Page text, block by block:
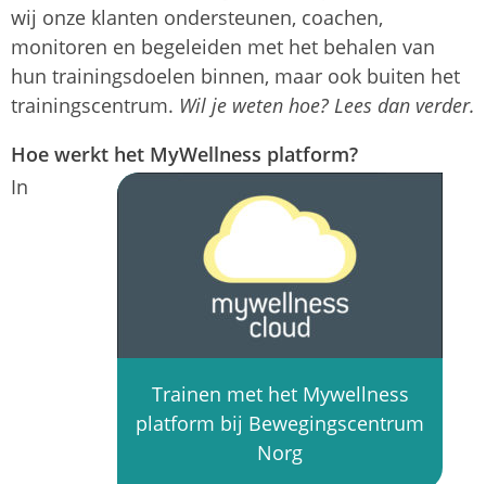
wij onze klanten ondersteunen, coachen,
monitoren en begeleiden met het behalen van
hun trainingsdoelen binnen, maar ook buiten het
trainingscentrum. Wil je weten hoe? Lees dan verder.
Hoe werkt het MyWellness platform?
Trainen met het Mywellness
platform bij Bewegingscentrum
Norg
In